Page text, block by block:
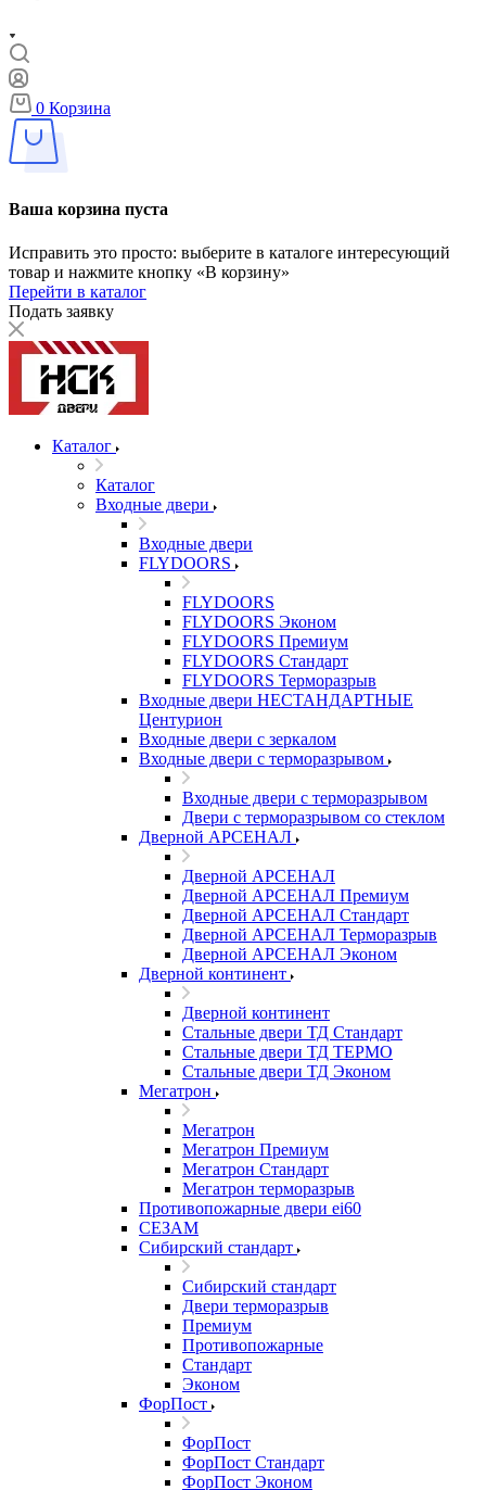
0 Корзина
Ваша корзина пуста
Исправить это просто: выберите в каталоге интересующий
товар и нажмите кнопку «В корзину»
Перейти в каталог
Подать заявку
Каталог
Каталог
Входные двери
Входные двери
FLYDOORS
FLYDOORS
FLYDOORS Эконом
FLYDOORS Премиум
FLYDOORS Стандарт
FLYDOORS Терморазрыв
Входные двери НЕСТАНДАРТНЫЕ
Центурион
Входные двери с зеркалом
Входные двери с терморазрывом
Входные двери с терморазрывом
Двери с терморазрывом со стеклом
Дверной АРСЕНАЛ
Дверной АРСЕНАЛ
Дверной АРСЕНАЛ Премиум
Дверной АРСЕНАЛ Стандарт
Дверной АРСЕНАЛ Терморазрыв
Дверной АРСЕНАЛ Эконом
Дверной континент
Дверной континент
Стальные двери ТД Стандарт
Стальные двери ТД ТЕРМО
Стальные двери ТД Эконом
Мегатрон
Мегатрон
Мегатрон Премиум
Мегатрон Стандарт
Мегатрон терморазрыв
Противопожарные двери ei60
СЕЗАМ
Сибирский стандарт
Сибирский стандарт
Двери терморазрыв
Премиум
Противопожарные
Стандарт
Эконом
ФорПост
ФорПост
ФорПост Стандарт
ФорПост Эконом